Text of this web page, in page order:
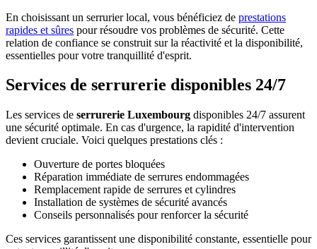
En choisissant un serrurier local, vous bénéficiez de prestations
rapides et sûres pour résoudre vos problèmes de sécurité. Cette
relation de confiance se construit sur la réactivité et la disponibilité,
essentielles pour votre tranquillité d'esprit.
Services de serrurerie disponibles 24/7
Les services de serrurerie Luxembourg disponibles 24/7 assurent
une sécurité optimale. En cas d'urgence, la rapidité d'intervention
devient cruciale. Voici quelques prestations clés :
Ouverture de portes bloquées
Réparation immédiate de serrures endommagées
Remplacement rapide de serrures et cylindres
Installation de systèmes de sécurité avancés
Conseils personnalisés pour renforcer la sécurité
Ces services garantissent une disponibilité constante, essentielle pour